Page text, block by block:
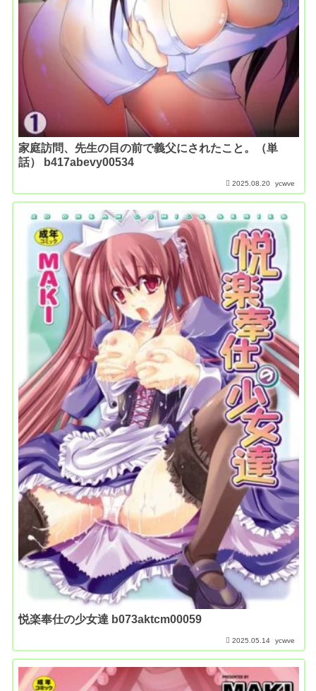
家庭訪問、先生の目の前で義父にされたこと。（単
話） b417abevy00534
2025.08.20 ycwve
悦楽奉仕の少女達 b073aktcm00059
2025.05.14 ycwve